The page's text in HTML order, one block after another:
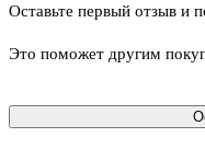
Оставьте первый отзыв и
Это поможет другим